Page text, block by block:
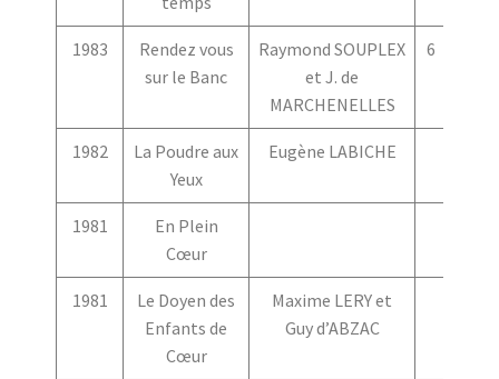
1983
Rendez vous
sur le Banc
Raymond SOUPLEX
et J. de
MARCHENELLES
6
1982
La Poudre aux
Yeux
Eugène LABICHE
1981
En Plein
Cœur
1981
Le Doyen des
Enfants de
Cœur
Maxime LERY et
Guy d’ABZAC